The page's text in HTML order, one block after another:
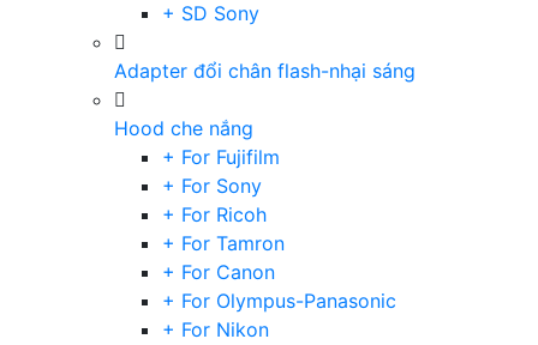
+ SD Sony
Adapter đổi chân flash-nhại sáng
Hood che nắng
+ For Fujifilm
+ For Sony
+ For Ricoh
+ For Tamron
+ For Canon
+ For Olympus-Panasonic
+ For Nikon